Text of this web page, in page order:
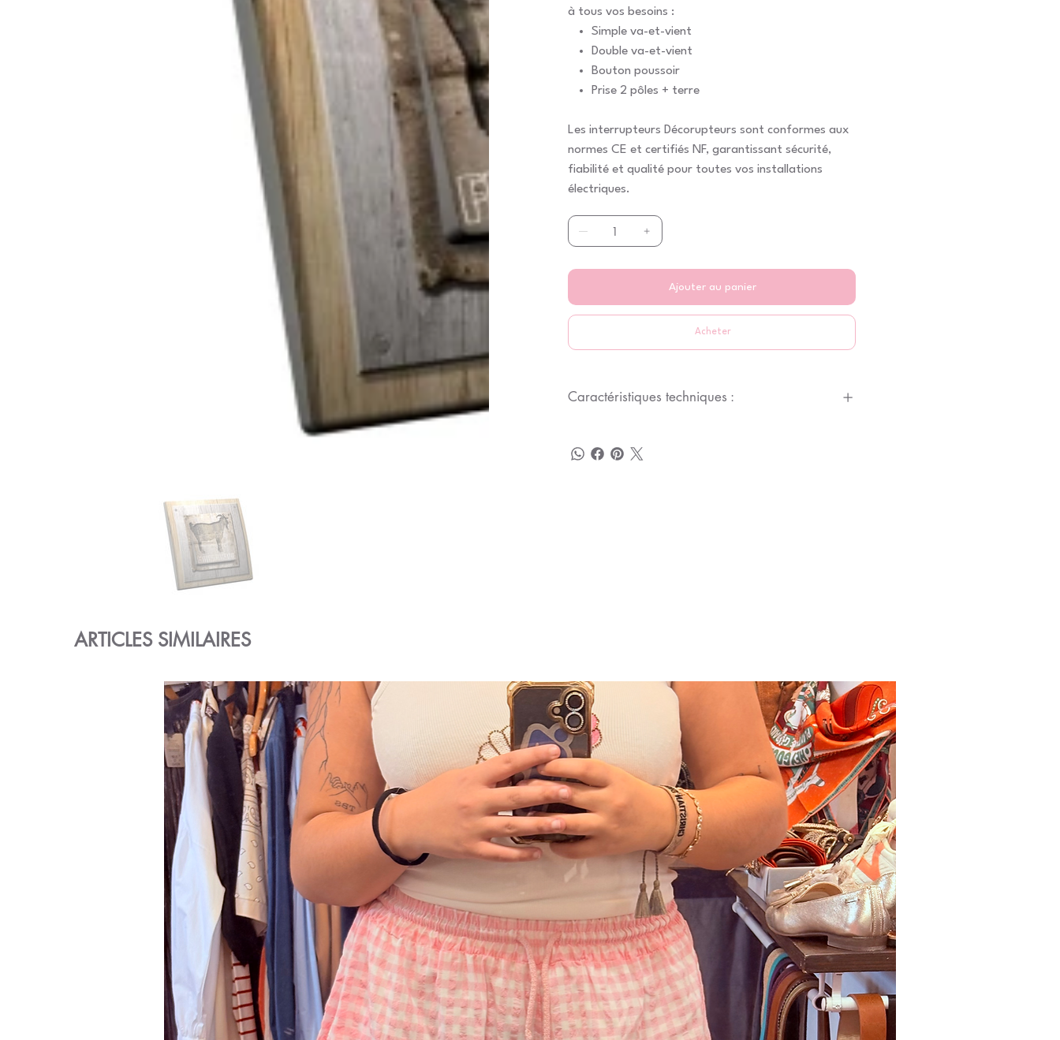
à tous vos besoins :
Simple va-et-vient
Double va-et-vient
Bouton poussoir
Prise 2 pôles + terre
Les interrupteurs Décorupteurs sont conformes aux
normes CE et certifiés NF, garantissant sécurité,
fiabilité et qualité pour toutes vos installations
électriques.
Ajouter au panier
Acheter
Caractéristiques techniques :
ARTICLES SIMILAIRES